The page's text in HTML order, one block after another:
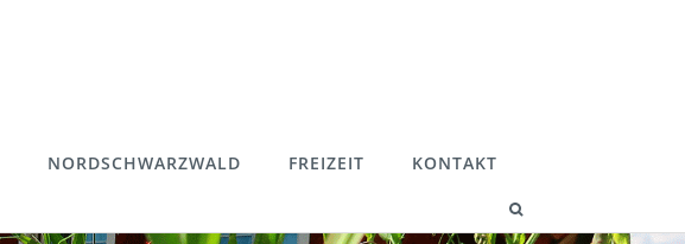
NORDSCHWARZWALD FREIZEIT KONTAKT